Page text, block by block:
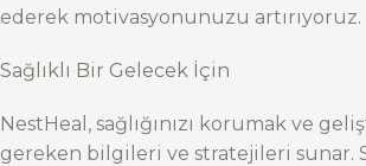
ederek motivasyonunuzu artırıyoruz.
Sağlıklı Bir Gelecek İçin
NestHeal, sağlığınızı korumak ve
gereken bilgileri ve stratejileri sunar.